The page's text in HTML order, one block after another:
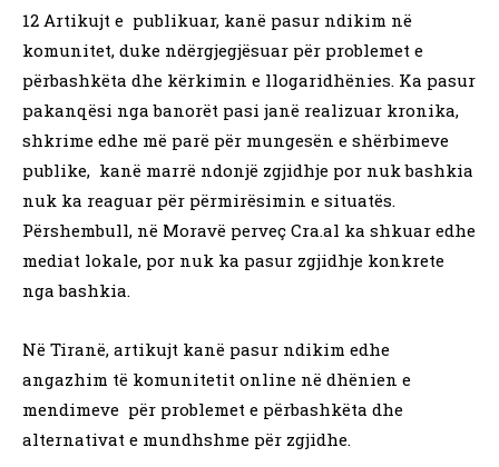
12 Artikujt e publikuar, kanë pasur ndikim në
komunitet, duke ndërgjegjësuar për problemet e
përbashkëta dhe kërkimin e llogaridhënies. Ka pasur
pakanqësi nga banorët pasi janë realizuar kronika,
shkrime edhe më parë për mungesën e shërbimeve
publike, kanë marrë ndonjë zgjidhje por nuk bashkia
nuk ka reaguar për përmirësimin e situatës.
Përshembull, në Moravë perveç Cra.al ka shkuar edhe
mediat lokale, por nuk ka pasur zgjidhje konkrete
nga bashkia.
Në Tiranë, artikujt kanë pasur ndikim edhe
angazhim të komunitetit online në dhënien e
mendimeve për problemet e përbashkëta dhe
alternativat e mundhshme për zgjidhe.